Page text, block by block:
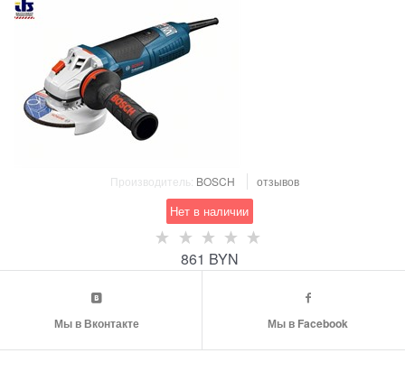
Производитель: BOSCH отзывов
Нет в наличии
861 BYN
Мы в Вконтакте Мы в Facebook